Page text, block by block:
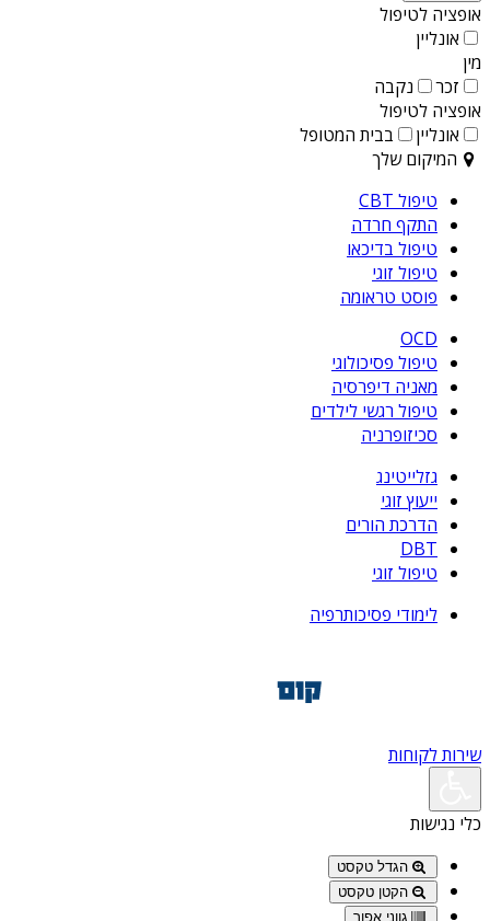
אופציה לטיפול
אונליין
מין
זכר
נקבה
אופציה לטיפול
אונליין
בבית המטופל
המיקום שלך
טיפול CBT
התקף חרדה
טיפול בדיכאו
טיפול זוגי
פוסט טראומה
OCD
טיפול פסיכולוגי
מאניה דיפרסיה
טיפול רגשי לילדים
סכיזופרניה
גזלייטינג
ייעוץ זוגי
הדרכת הורים
DBT
טיפול זוגי
לימודי פסיכותרפיה
שירות לקוחות
כלי נגישות
הגדל טקסט
הקטן טקסט
גווני אפור